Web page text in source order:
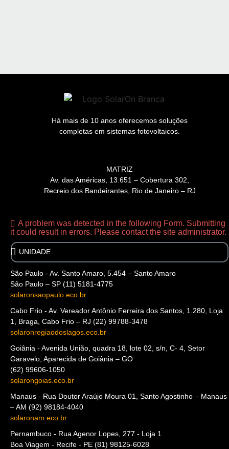
Há mais de 10 anos oferecemos soluções
completas em sistemas fotovoltaicos.
MATRIZ
Av. das Américas, 13.651 – Cobertura 302,
Recreio dos Bandeirantes, Rio de Janeiro – RJ
A problem was detected in the following Form. Submitting
it could result in errors. Please contact the site administrator.
São Paulo - Av. Santo Amaro, 5.454 – Santo Amaro
São Paulo – SP (11) 5181-4775
solaronsaopaulo.eco.br
Cabo Frio - Av. Vereador Antônio Ferreira dos Santos, 1.280, Loja
1, Braga, Cabo Frio – RJ (22) 99788-3478
solaronregiaodoslagos.eco.br
Goiânia - Avenida União, quadra 18, lote 02, s/n, C- 4, Setor
Garavelo, Aparecida de Goiânia – GO
(62) 99606-1050
solarongoias.eco.br
Manaus - Rua Doutor Araújo Moura 01, Santo Agostinho – Manaus
– AM (92) 98184-4040
solaronam.eco.br
Pernambuco - Rua Agenor Lopes, 277 - Loja 1
Boa Viagem - Recife - PE (81) 98125-6028